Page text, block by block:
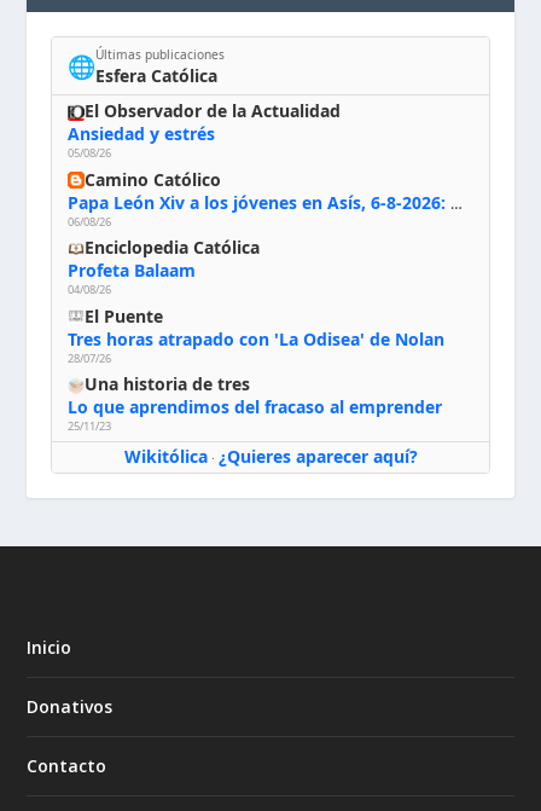
🌐Últimas publicaciones
Esfera Católica
El Observador de la Actualidad
Ansiedad y estrés
05/08/26
Camino Católico
Papa León Xiv a los jóvenes en Asís, 6-8-2026: «De san Francisco aprendan la radicalidad evangélica: no los vuelve ciegos ni violentos, sino sensibles, atentos, siempre en el seguimiento de Jesús, humildes y acogiendo a todos»
06/08/26
Enciclopedia Católica
Profeta Balaam
04/08/26
El Puente
Tres horas atrapado con 'La Odisea' de Nolan
28/07/26
Una historia de tres
Lo que aprendimos del fracaso al emprender
25/11/23
Wikitólica· ¿Quieres aparecer aquí?
Inicio
Donativos
Contacto